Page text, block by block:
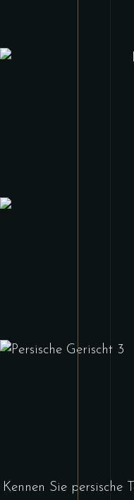
Kennen Sie persische